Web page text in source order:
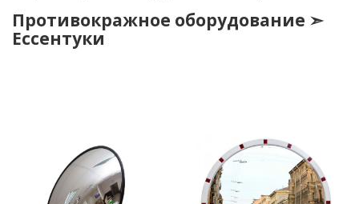
Противокражное оборудование ➣
Ессентуки